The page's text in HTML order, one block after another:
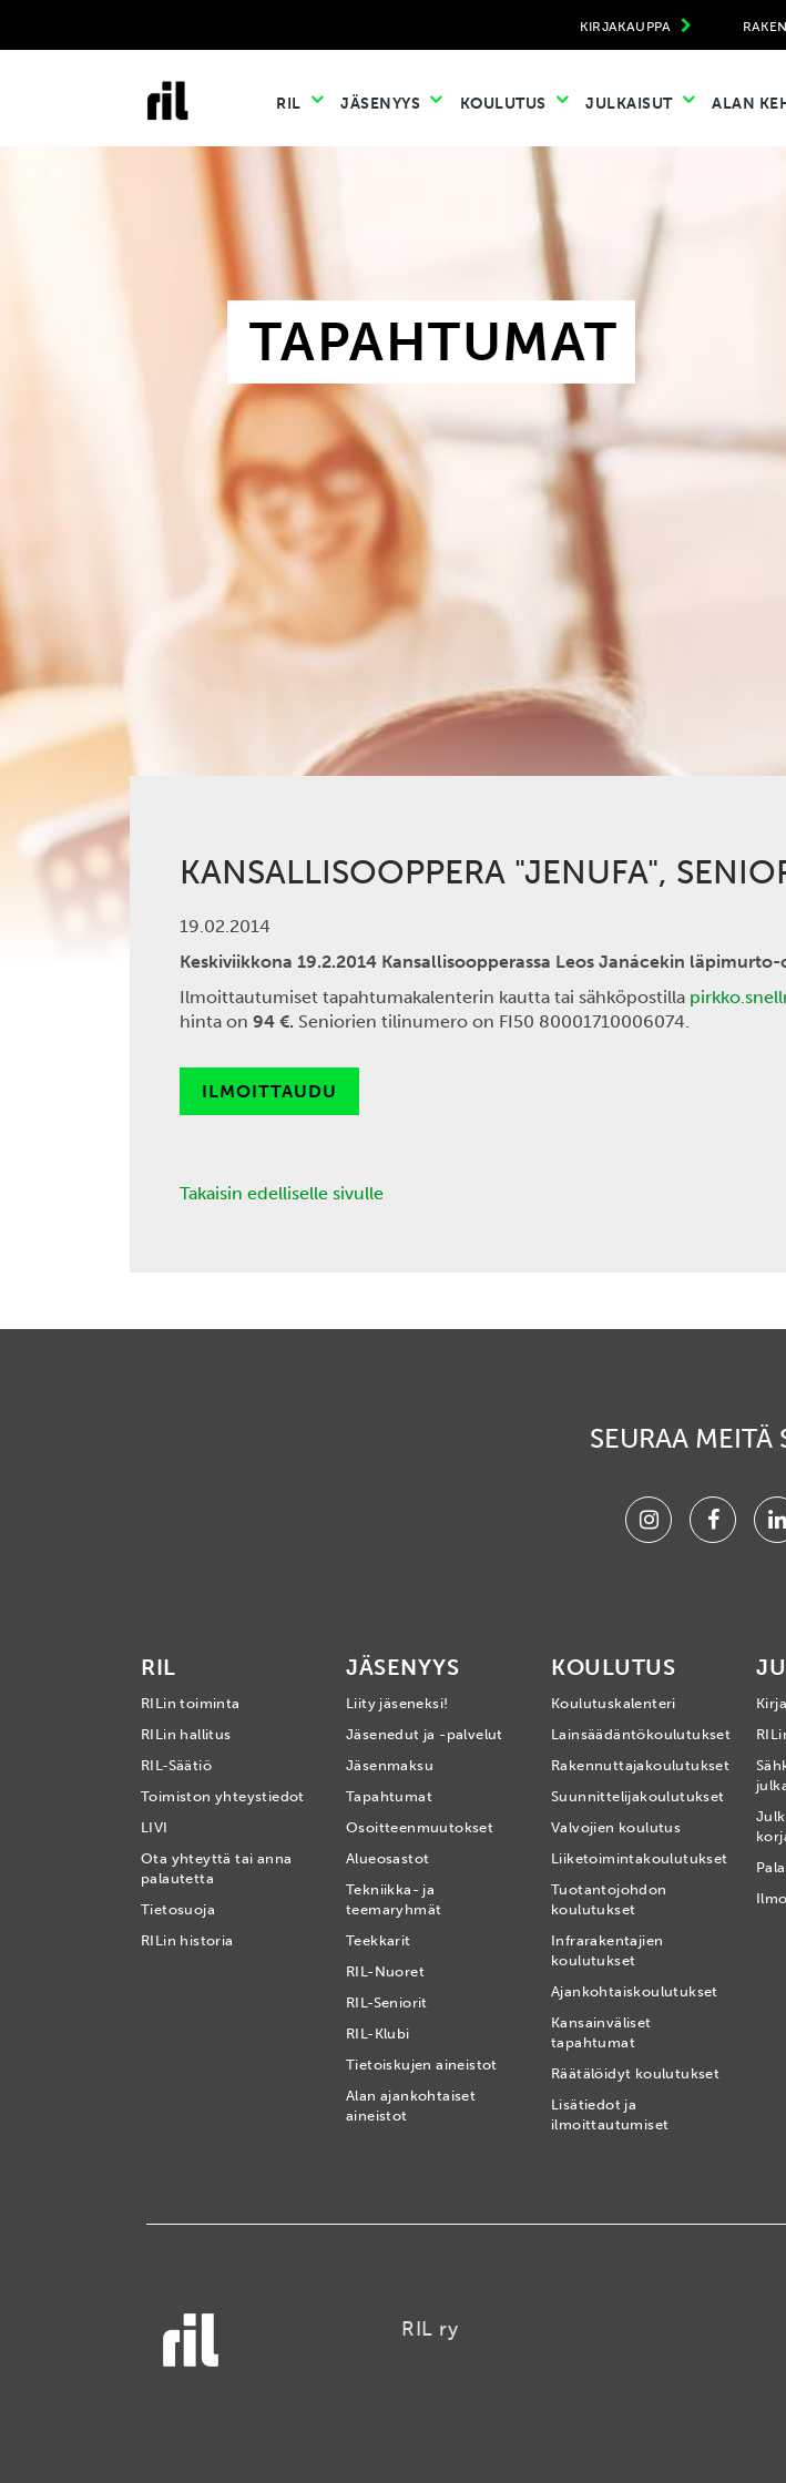
KIRJAKAUPPA
RIL JÄSENYYS KOULUTUS JULKAISUT ALAN
TAPAHTUMAT
KANSALLISOOPPERA "JENUFA",
19.02.2014
Keskiviikkona 19.2.2014 Kansallisoopperassa Leos Janácekin
Ilmoittautumiset tapahtumakalenterin kautta tai sähköpostilla
hinta on 94 €. Seniorien tilinumero on FI50 80001710006074.
ILMOITTAUDU
Takaisin edelliselle sivulle
SEURAA MEITÄ
Instagram
RIL
RILin toiminta
RILin hallitus
RIL-Säätiö
Toimiston yhteystiedot
LIVI
Ota yhteyttä tai anna
palautetta
Tietosuoja
RILin historia
JÄSENYYS
Liity jäseneksi!
Jäsenedut ja -palvelut
Jäsenmaksu
Tapahtumat
Osoitteenmuutokset
Alueosastot
Tekniikka- ja
teemaryhmät
Teekkarit
RIL-Nuoret
RIL-Seniorit
RIL-Klubi
Tietoiskujen aineistot
Alan ajankohtaiset
aineistot
KOULUTUS
Koulutuskalenteri
Lainsäädäntökoulutukset
Rakennuttajakoulutukset
Suunnittelijakoulutukset
Valvojien koulutus
Liiketoimintakoulutukset
Tuotantojohdon
koulutukset
Infrarakentajien
koulutukset
Ajankohtaiskoulutukset
Kansainväliset
tapahtumat
Räätälöidyt koulutukset
Lisätiedot ja
ilmoittautumiset
RIL ry